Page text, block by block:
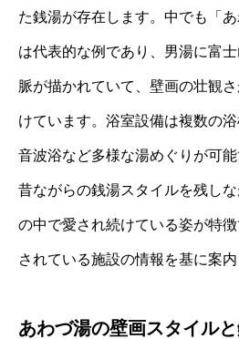
た銭湯が存在します。中でも「あ
は代表的な例であり、男湯に富
脈が描かれていて、壁画の壮観
けています。浴室設備は複数の
音波浴など多様な湯めぐりが可能
昔ながらの銭湯スタイルを残し
の中で愛され続けている姿が特
されている施設の情報を基に案内
あわづ湯の壁画スタイル